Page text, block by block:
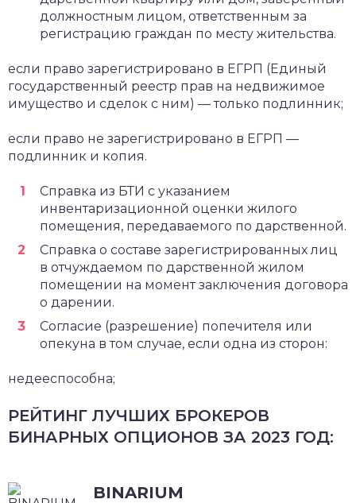
должностным лицом, ответственным за
регистрацию граждан по месту жительства.
если право зарегистрировано в ЕГРП (Единый
государственный реестр прав на недвижимое
имущество и сделок с ним) — только подлинник;
если право не зарегистрировано в ЕГРП —
подлинник и копия.
Справка из БТИ с указанием
инвентаризационной оценки жилого
помещения, передаваемого по дарственной.
Справка о составе зарегистрированных лиц
в отчуждаемом по дарственной жилом
помещении на момент заключения договора
о дарении.
Согласие (разрешение) попечителя или
опекуна в том случае, если одна из сторон:
недееспособна;
РЕЙТИНГ ЛУЧШИХ БРОКЕРОВ
БИНАРНЫХ ОПЦИОНОВ ЗА 2023 ГОД:
BINARIUM